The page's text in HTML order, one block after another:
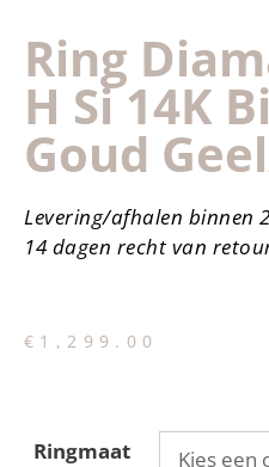
Ring
H Si 14K
Goud
Levering/afhalen binnen
14 dagen recht van
€ 1,299.00
Ringmaat